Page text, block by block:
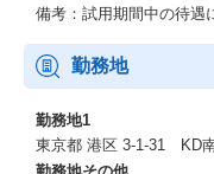
備考：試用期間中の待遇
勤務地
勤務地1
東京都 港区 3-1-31 KD